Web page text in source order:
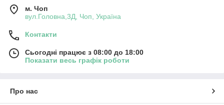
м. Чоп
вул.Головна,3Д, Чоп, Україна
Контакти
Сьогодні працює з 08:00 до 18:00
Показати весь графік роботи
Про нас